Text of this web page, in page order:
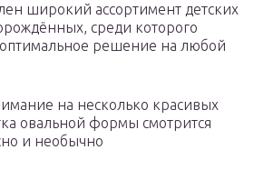
широкий ассортимент детских
среди которого
решение на любой
на несколько красивых
овальной формы смотрится
и необычно